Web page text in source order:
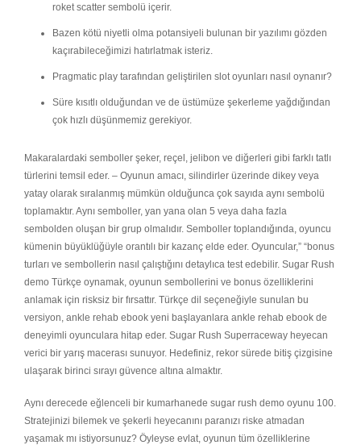
roket scatter sembolü içerir.
Bazen kötü niyetli olma potansiyeli bulunan bir yazılımı gözden
kaçırabileceğimizi hatırlatmak isteriz.
Pragmatic play tarafından geliştirilen slot oyunları nasıl oynanır?
Süre kısıtlı olduğundan ve de üstümüze şekerleme yağdığından
çok hızlı düşünmemiz gerekiyor.
Makaralardaki semboller şeker, reçel, jelibon ve diğerleri gibi farklı tatlı
türlerini temsil eder. – Oyunun amacı, silindirler üzerinde dikey veya
yatay olarak sıralanmış mümkün olduğunca çok sayıda aynı sembolü
toplamaktır. Aynı semboller, yan yana olan 5 veya daha fazla
sembolden oluşan bir grup olmalıdır. Semboller toplandığında, oyuncu
kümenin büyüklüğüyle orantılı bir kazanç elde eder. Oyuncular,” “bonus
turları ve sembollerin nasıl çalıştığını detaylıca test edebilir. Sugar Rush
demo Türkçe oynamak, oyunun sembollerini ve bonus özelliklerini
anlamak için risksiz bir fırsattır. Türkçe dil seçeneğiyle sunulan bu
versiyon, ankle rehab ebook yeni başlayanlara ankle rehab ebook de
deneyimli oyunculara hitap eder. Sugar Rush Superraceway heyecan
verici bir yarış macerası sunuyor. Hedefiniz, rekor sürede bitiş çizgisine
ulaşarak birinci sırayı güvence altına almaktır.
Aynı derecede eğlenceli bir kumarhanede sugar rush demo oyunu 100.
Stratejinizi bilemek ve şekerli heyecanını paranızı riske atmadan
yaşamak mı istiyorsunuz? Öyleyse evlat, oyunun tüm özelliklerine